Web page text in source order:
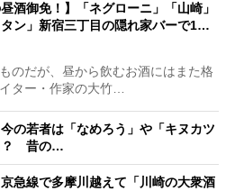
昼酒御免！】「ネグローニ」「山崎」
タン」新宿三丁目の隠れ家バーで1…
のだが、昼から飲むお酒にはまた格
ター・作家の大竹…
の若者は「なめろう」や「キヌカツ
？ 昔の…
急線で多摩川越えて「川崎の大衆酒